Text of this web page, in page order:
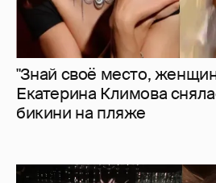
"Знай своё место,
Екатерина Климова
бикини на пляже